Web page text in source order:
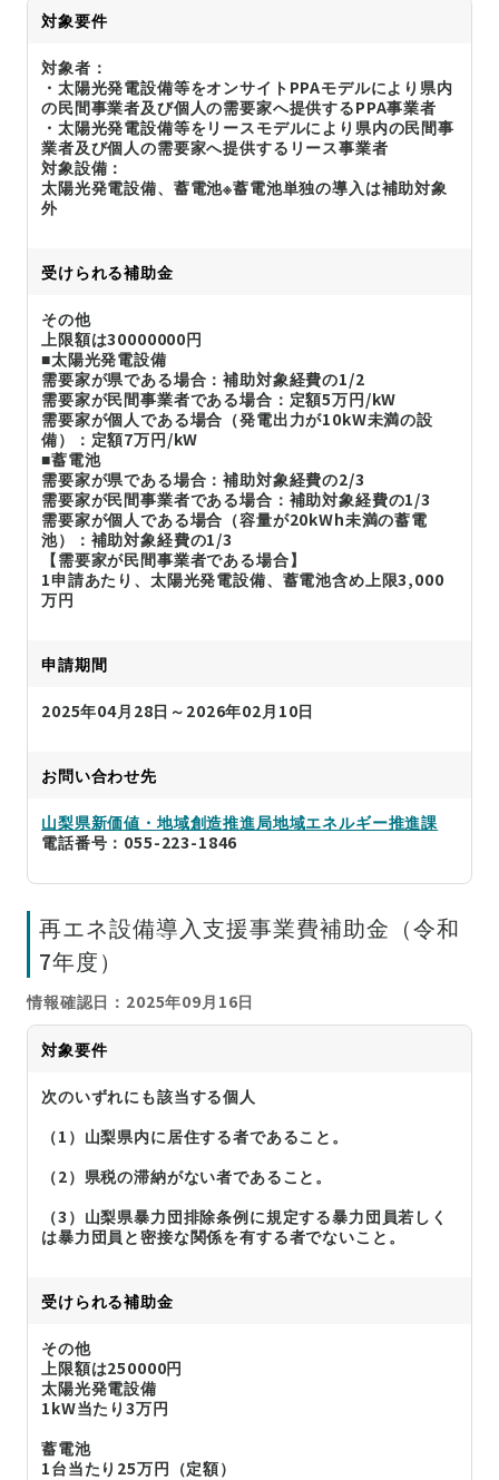
対象要件
対象者：
・太陽光発電設備等をオンサイトPPAモデルにより県内
の民間事業者及び個人の需要家へ提供するPPA事業者
・太陽光発電設備等をリースモデルにより県内の民間事
業者及び個人の需要家へ提供するリース事業者
対象設備：
太陽光発電設備、蓄電池※蓄電池単独の導入は補助対象
外
受けられる補助金
その他
上限額は30000000円
■太陽光発電設備
需要家が県である場合：補助対象経費の1/2
需要家が民間事業者である場合：定額5万円/kW
需要家が個人である場合（発電出力が10kW未満の設
備）：定額7万円/kW
■蓄電池
需要家が県である場合：補助対象経費の2/3
需要家が民間事業者である場合：補助対象経費の1/3
需要家が個人である場合（容量が20kWh未満の蓄電
池）：補助対象経費の1/3
【需要家が民間事業者である場合】
1申請あたり、太陽光発電設備、蓄電池含め上限3,000
万円
申請期間
2025年04月28日～2026年02月10日
お問い合わせ先
山梨県新価値・地域創造推進局地域エネルギー推進課
電話番号：055-223-1846
再エネ設備導入支援事業費補助金（令和
7年度）
情報確認日：2025年09月16日
対象要件
次のいずれにも該当する個人
（1）山梨県内に居住する者であること。
（2）県税の滞納がない者であること。
（3）山梨県暴力団排除条例に規定する暴力団員若しく
は暴力団員と密接な関係を有する者でないこと。
受けられる補助金
その他
上限額は250000円
太陽光発電設備
1kW当たり3万円
蓄電池
1台当たり25万円（定額）